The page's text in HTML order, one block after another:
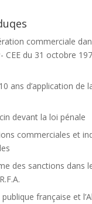
commerciale
CEE du 31 octobre
ans d’application de
devant la loi pénale
commerciales et
des sanctions dans
publique française et